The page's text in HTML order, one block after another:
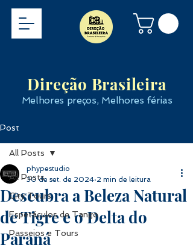
Direção Brasileira
Melhores preços, Melhores férias
Post
All Posts
City Tours
Espetáculos de Tango
Passeios e Tours
All Posts
Descubra a Beleza Natural
de Tigre e o Delta do
Paraná
phypestudio
30 de set. de 2024 2 min de leitura